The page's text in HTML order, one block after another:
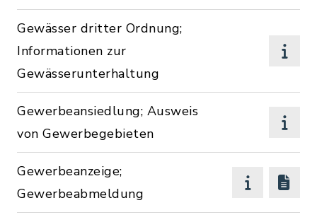
Gewässer dritter Ordnung;
Informationen zur
Gewässerunterhaltung
Gewerbeansiedlung; Ausweis
von Gewerbegebieten
Gewerbeanzeige;
Gewerbeabmeldung